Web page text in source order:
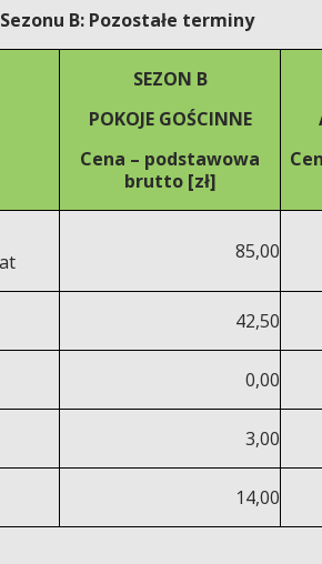
B: Pozostałe terminy
SEZON B
POKOJE GOŚCINNE
Cena – podstawowa
brutto [zł]
85,00
42,50
0,00
3,00
14,00